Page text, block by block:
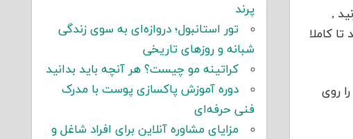
,
کاملا
روی
پرند
تور استانبول؛ دروازه‌ای به سوی زندگی
شبانه و روزهای تاریخی
کراتینه مو چیست؟ هر آنچه باید بدانید
دوره آموزش پاکسازی پوست با مدرک
فنی حرفه‌ای
مزایای مشاوره آنلاین برای افراد شاغل و